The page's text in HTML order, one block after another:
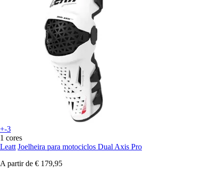
+-3
1 cores
Leatt Joelheira para motociclos Dual Axis Pro
A partir de € 179,95